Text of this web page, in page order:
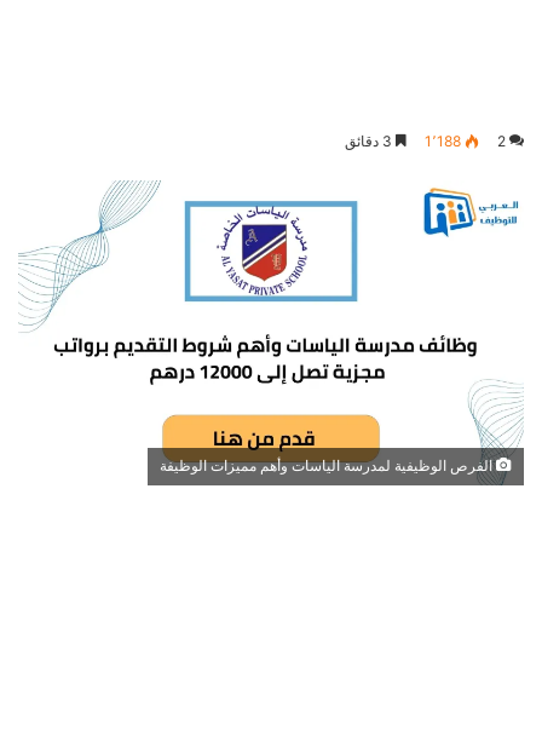
2 1٬188
الفرص الوظيفية لمدرسة الياسات وأهم مميزات الوظيفة